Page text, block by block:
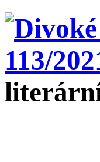
literární